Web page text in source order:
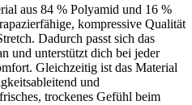
aus 84 % Polyamid und 16 %
kompressive Qualität
Dadurch passt sich das
und unterstützt dich bei jeder
Gleichzeitig ist das Material
und
trockenes Gefühl beim